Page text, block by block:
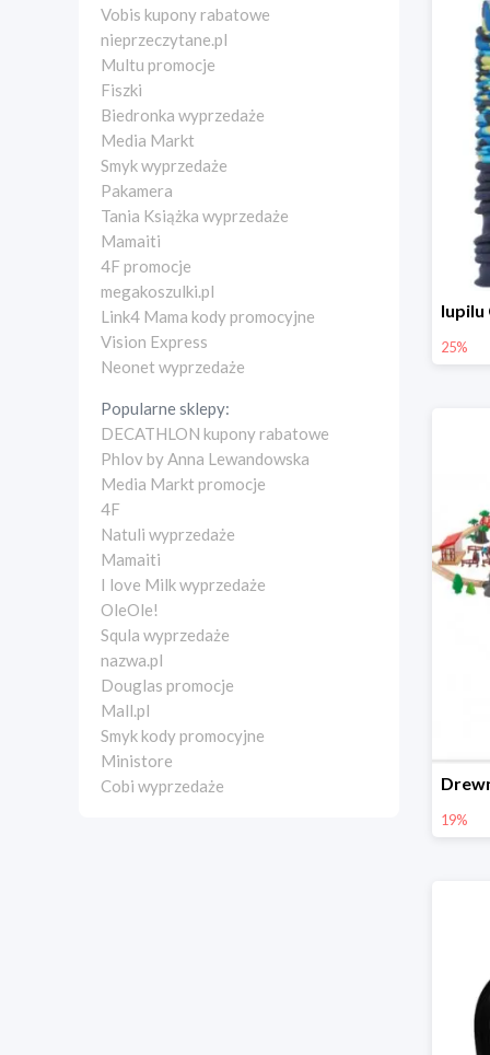
Vobis kupony rabatowe
nieprzeczytane.pl
Multu promocje
Fiszki
Biedronka wyprzedaże
Media Markt
Smyk wyprzedaże
Pakamera
Tania Książka wyprzedaże
Mamaiti
4F promocje
megakoszulki.pl
Link4 Mama kody promocyjne
Vision Express
Neonet wyprzedaże
Popularne sklepy:
DECATHLON kupony rabatowe
Phlov by Anna Lewandowska
Media Markt promocje
4F
Natuli wyprzedaże
Mamaiti
I love Milk wyprzedaże
OleOle!
Squla wyprzedaże
nazwa.pl
Douglas promocje
Mall.pl
Smyk kody promocyjne
Ministore
Cobi wyprzedaże
25%
19%